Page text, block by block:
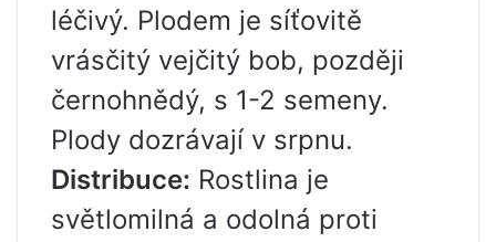
léčivý. Plodem je síťovitě
vrásčitý vejčitý bob, později
černohnědý, s 1-2 semeny.
Plody dozrávají v srpnu.
Distribuce: Rostlina je
světlomilná a odolná proti